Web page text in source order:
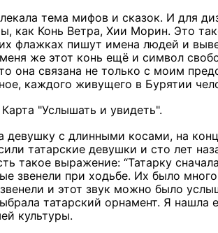
тема мифов и сказок. И для
как Конь Ветра, Хии Морин. Это
флажках пишут имена людей и
же этот конь ещё и символ
она связана не только с моим
каждого живущего в Бурятии
"Услышать и увидеть".
девушку с длинными косами, на
татарские девушки и сто лет
такое выражение: “Татарку
звенели при ходьбе. Их было
и этот звук можно было
татарский орнамент. Я
культуры.